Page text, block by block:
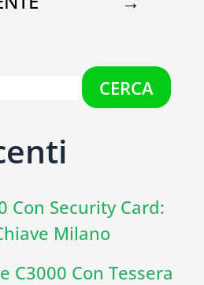
CERCA
Con Security Card:
Milano
C3000 Con Tessera